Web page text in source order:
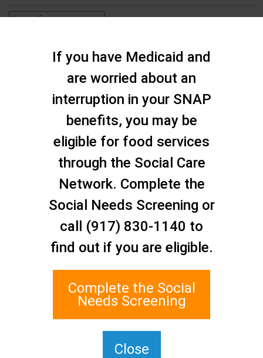
Зв'яжіться з нами
Мережа соціальної
1 Edgewater Plaza, Suite 700
Стейтен-Айленд, штат
(917) 830-1140
If you have Medicaid and
are worried about an
interruption in your SNAP
benefits, you may be
eligible for food services
through the Social Care
Network. Complete the
Social Needs Screening or
call (917) 830-1140 to
find out if you are eligible.
Complete the Social
Needs Screening
Close